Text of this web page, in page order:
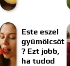
Este eszel
gyümölcsöt
? Ezt jobb,
ha tudod